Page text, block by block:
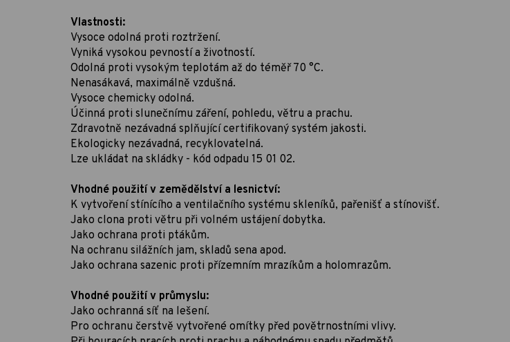
Vlastnosti:
Vysoce odolná proti roztržení.
Vyniká vysokou pevností a životností.
Odolná proti vysokým teplotám až do téměř 70 °C.
Nenasákavá, maximálně vzdušná.
Vysoce chemicky odolná.
Účinná proti slunečnímu záření, pohledu, větru a prachu.
Zdravotně nezávadná splňující certifikovaný systém jakosti.
Ekologicky nezávadná, recyklovatelná.
Lze ukládat na skládky - kód odpadu 15 01 02.
Vhodné použití v zemědělství a lesnictví:
K vytvoření stínícího a ventilačního systému skleníků, pařenišť a stínovišť.
Jako clona proti větru při volném ustájení dobytka.
Jako ochrana proti ptákům.
Na ochranu silážních jam, skladů sena apod.
Jako ochrana sazenic proti přízemním mrazíkům a holomrazům.
Vhodné použití v průmyslu:
Jako ochranná síť na lešení.
Pro ochranu čerstvě vytvořené omítky před povětrnostními vlivy.